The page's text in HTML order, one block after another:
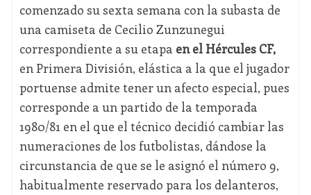
comenzado su sexta semana con la subasta de
una camiseta de Cecilio Zunzunegui
correspondiente a su etapa en el Hércules CF,
en Primera División, elástica a la que el jugador
portuense admite tener un afecto especial, pues
corresponde a un partido de la temporada
1980/81 en el que el técnico decidió cambiar las
numeraciones de los futbolistas, dándose la
circunstancia de que se le asignó el número 9,
habitualmente reservado para los delanteros,